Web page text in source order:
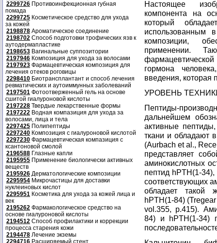
2299726 Противоинфекционная губная
помада
2299725 Косметическое средство для ухода
за кожей
2198878 Ароматическое соединение
2198702 Способ подготовки трофических язв к
аутодермапластике
2198653 Вагинальные суппозитории
2197946 Композиция для ухода за волосами
2197923 Фармацевтическая композиция для
лечения отеков роговицы
2298410 Биотрансплантант и способ лечения
ревматических и аутоиммунных заболеваний
2197501 Фотоотверженный гель на основе
сшитой гиалуроновой кислоты
2197228 Твердые лекарственные формы
2197222 Водная компазиция для ухода за
волосами, лица и тела
2297425 Полипептиды
2297240 Композиция с гиалуроновой кислотой
2297230 Фармацевтическая компазиция с
ксантоновой смолой
2196588 Глазные капли
2195955 Применение биологически активных
веществ
2195926 Дерматологические композиции
2295954 Микрочастицы для доставки
нуклеиновых кислот
2295951 Косметика для ухода за кожей лица и
век
2195262 Фармакологическое средство на
основе гиалуроновой кислоты
2194512 Способ профилактики и коррекции
процесса старения кожи
2194478 Лечение экземы
2294716 Расширяемый стент
Настоящее
компонента на
который
использованным
композиции,
применении.
гормона
введения, которая
УРОВЕНЬ
Пептиды-
дальнейшем
активные
ткани и обладают
(Aurbach et al.,
представляет
аминокислотных
пептид hPTH(1-
соответствующих
обладает такой
hPTH(1-84)
vol.355, p.415).
84) и hPTH(1-34)